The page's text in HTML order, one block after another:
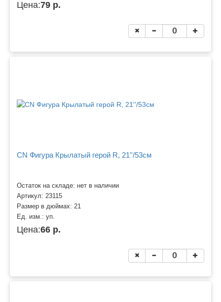
Цена:79 р.
CN Фигура Крылатый герой R, 21''/53см
Остаток на складе: нет в наличии
Артикул: 23115
Размер в дюймах: 21
Ед. изм.: уп.
Цена:66 р.